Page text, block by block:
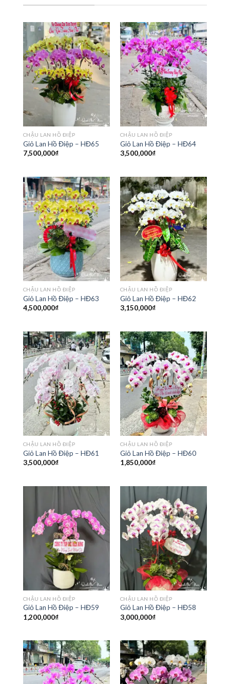
CHẬU LAN HỒ ĐIỆP
Giỏ Lan Hồ Điệp – HĐ65
7,500,000₫
CHẬU LAN HỒ ĐIỆP
Giỏ Lan Hồ Điệp – HĐ64
3,500,000₫
CHẬU LAN HỒ ĐIỆP
Giỏ Lan Hồ Điệp – HĐ63
4,500,000₫
CHẬU LAN HỒ ĐIỆP
Giỏ Lan Hồ Điệp – HĐ62
3,150,000₫
CHẬU LAN HỒ ĐIỆP
Giỏ Lan Hồ Điệp – HĐ61
3,500,000₫
CHẬU LAN HỒ ĐIỆP
Giỏ Lan Hồ Điệp – HĐ60
1,850,000₫
CHẬU LAN HỒ ĐIỆP
Giỏ Lan Hồ Điệp – HĐ59
1,200,000₫
CHẬU LAN HỒ ĐIỆP
Giỏ Lan Hồ Điệp – HĐ58
3,000,000₫